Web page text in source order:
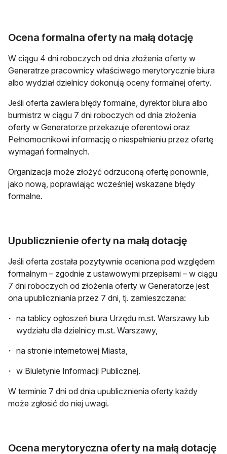
Ocena formalna oferty na małą dotację
W ciągu 4 dni roboczych od dnia złożenia oferty w
Generatrze pracownicy właściwego merytorycznie biura
albo wydział dzielnicy dokonują oceny formalnej oferty.
Jeśli oferta zawiera błędy formalne, dyrektor biura albo
burmistrz w ciągu 7 dni roboczych od dnia złożenia
oferty w Generatorze przekazuje oferentowi oraz
Pełnomocnikowi informację o niespełnieniu przez ofertę
wymagań formalnych.
Organizacja może złożyć odrzuconą ofertę ponownie,
jako nową, poprawiając wcześniej wskazane błędy
formalne.
Upublicznienie oferty na małą dotację
Jeśli oferta została pozytywnie oceniona pod względem
formalnym – zgodnie z ustawowymi przepisami – w ciągu
7 dni roboczych od złożenia oferty w Generatorze jest
ona upubliczniania przez 7 dni, tj. zamieszczana:
na tablicy ogłoszeń biura Urzędu m.st. Warszawy lub
wydziału dla dzielnicy m.st. Warszawy,
na stronie internetowej Miasta,
w Biuletynie Informacji Publicznej.
W terminie 7 dni od dnia upublicznienia oferty każdy
może zgłosić do niej uwagi.
Ocena merytoryczna oferty na małą dotację